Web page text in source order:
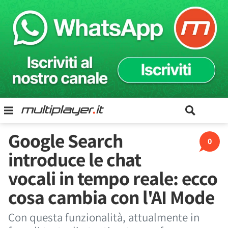
0
Google Search
introduce le chat
vocali in tempo reale: ecco
cosa cambia con l'AI Mode
Con questa funzionalità, attualmente in